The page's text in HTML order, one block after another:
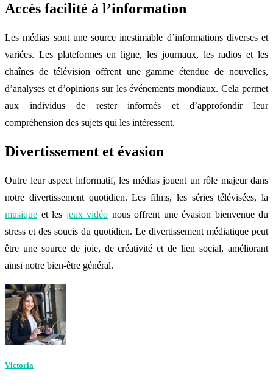
Accès facilité à l’information
Les médias sont une source inestimable d’informations diverses et
variées. Les plateformes en ligne, les journaux, les radios et les
chaînes de télévision offrent une gamme étendue de nouvelles,
d’analyses et d’opinions sur les événements mondiaux. Cela permet
aux individus de rester informés et d’approfondir leur
compréhension des sujets qui les intéressent.
Divertissement et évasion
Outre leur aspect informatif, les médias jouent un rôle majeur dans
notre divertissement quotidien. Les films, les séries télévisées, la
musique et les jeux vidéo nous offrent une évasion bienvenue du
stress et des soucis du quotidien. Le divertissement médiatique peut
être une source de joie, de créativité et de lien social, améliorant
ainsi notre bien-être général.
Victoria